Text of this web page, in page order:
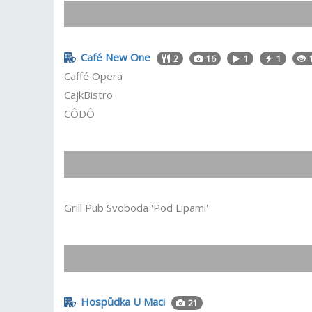
Café New One 2 16 1 1 1
Caffé Opera
CajkBistro
CÔDÔ
Grill Pub Svoboda 'Pod Lipami'
Hospůdka U Maci 21